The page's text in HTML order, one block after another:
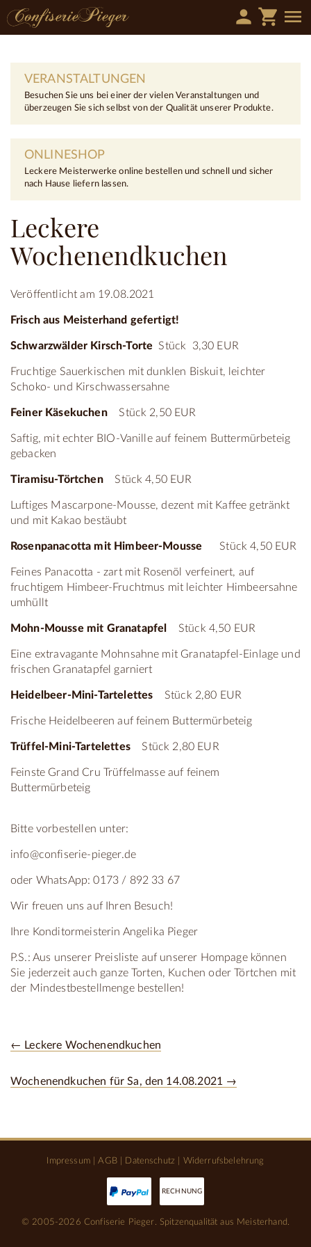
person shopping_cart menu
VERANSTALTUNGEN
Besuchen Sie uns bei einer der vielen Veranstaltungen und
überzeugen Sie sich selbst von der Qualität unserer Produkte.
ONLINESHOP
Leckere Meisterwerke online bestellen und schnell und sicher
nach Hause liefern lassen.
Leckere
Wochenendkuchen
Veröffentlicht am 19.08.2021
Frisch aus Meisterhand gefertigt!
Schwarzwälder Kirsch-Torte Stück 3,30 EUR
Fruchtige Sauerkischen mit dunklen Biskuit, leichter
Schoko- und Kirschwassersahne
Feiner KäsekuchenStück 2,50 EUR
Saftig, mit echter BIO-Vanille auf feinem Buttermürbeteig
gebacken
Tiramisu-TörtchenStück 4,50 EUR
Luftiges Mascarpone-Mousse, dezent mit Kaffee getränkt
und mit Kakao bestäubt
Rosenpanacotta mit Himbeer-Mousse Stück 4,50 EUR
Feines Panacotta - zart mit Rosenöl verfeinert, auf
fruchtigem Himbeer-Fruchtmus mit leichter Himbeersahne
umhüllt
Mohn-Mousse mit Granatapfel Stück 4,50 EUR
Eine extravagante Mohnsahne mit Granatapfel-Einlage und
frischen Granatapfel garniert
Heidelbeer-Mini-Tartelettes Stück 2,80 EUR
Frische Heidelbeeren auf feinem Buttermürbeteig
Trüffel-Mini-TartelettesStück 2,80 EUR
Feinste Grand Cru Trüffelmasse auf feinem
Buttermürbeteig
Bitte vorbestellen unter:
info@confiserie-pieger.de
oder WhatsApp: 0173 / 892 33 67
Wir freuen uns auf Ihren Besuch!
Ihre Konditormeisterin Angelika Pieger
P.S.: Aus unserer Preisliste auf unserer Hompage können
Sie jederzeit auch ganze Torten, Kuchen oder Törtchen mit
der Mindestbestellmenge bestellen!
← Leckere Wochenendkuchen
Wochenendkuchen für Sa, den 14.08.2021 →
Impressum|AGB| Datenschutz Widerrufsbelehrung
RECHNUNG
© 2005-2026 Confiserie Pieger. Spitzenqualität aus Meisterhand.